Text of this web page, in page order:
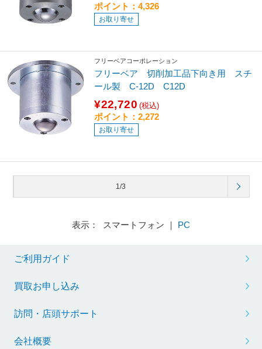
ポイント：4,326
お取り寄せ
フリーベアコーポレーション
フリーベア 切削加工品下向き用 スチ
ール製 C-12D C12D
¥22,720 (税込)
ポイント：2,272
お取り寄せ
1/3
表示： スマートフォン ｜ PC
ご利用ガイド
買取お申し込み
訪問・店頭サポート
会社概要